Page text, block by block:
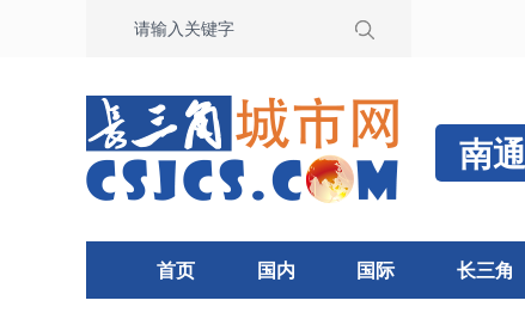
南通
首页 国内 国际 长三角